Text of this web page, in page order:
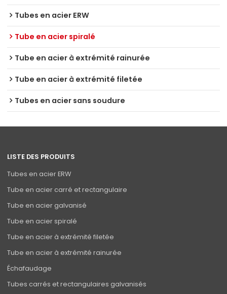
Tubes en acier ERW
Tube en acier spiralé
Tube en acier à extrémité rainurée
Tube en acier à extrémité filetée
Tubes en acier sans soudure
LISTE DES PRODUITS
Tubes en acier ERW
Tube en acier carré et rectangulaire
Tube en acier galvanisé
Tube en acier spiralé
Tube en acier à extrémité filetée
Tube en acier à extrémité rainurée
Échafaudage
Tubes carrés et rectangulaires galvanisés